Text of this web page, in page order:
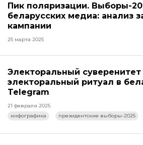
Пик поляризации. Выборы-
беларусских медиа: анализ
кампании
25 марта 2025
Электоральный суверенитет
электоральный ритуал в
Telegram
21 февраля 2025
инфографика
президентские выборы-2025